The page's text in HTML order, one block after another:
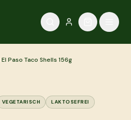
Paso Taco Shells 156g
VEGETARISCH LAKTOSEFREI